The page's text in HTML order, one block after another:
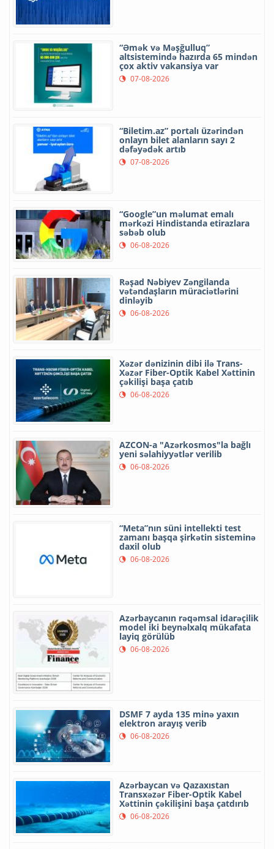
“Əmək və Məşğulluq”
altsistemində hazırda 65 mindən
çox aktiv vakansiya var
07-08-2026
“Biletim.az” portalı üzərindən
onlayn bilet alanların sayı 2
dəfəyədək artıb
07-08-2026
“Google”un məlumat emalı
mərkəzi Hindistanda etirazlara
səbəb olub
06-08-2026
Rəşad Nəbiyev Zəngilanda
vətəndaşların müraciətlərini
dinləyib
06-08-2026
Xəzər dənizinin dibi ilə Trans-
Xəzər Fiber-Optik Kabel Xəttinin
çəkilişi başa çatıb
06-08-2026
AZCON-a "Azərkosmos"la bağlı
yeni səlahiyyətlər verilib
06-08-2026
“Meta”nın süni intellekti test
zamanı başqa şirkətin sisteminə
daxil olub
06-08-2026
Azərbaycanın rəqəmsal idarəçilik
model iki beynəlxalq mükafata
layiq görülüb
06-08-2026
DSMF 7 ayda 135 minə yaxın
elektron arayış verib
06-08-2026
Azərbaycan və Qazaxıstan
Transxəzər Fiber-Optik Kabel
Xəttinin çəkilişini başa çatdırıb
06-08-2026